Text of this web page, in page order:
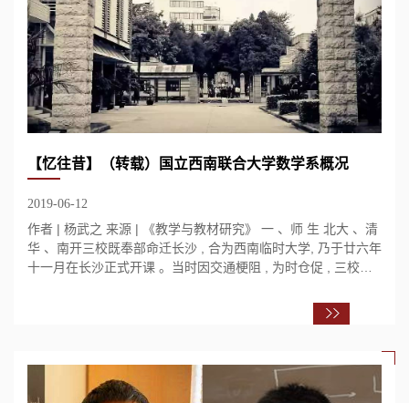
【忆往昔】（转载）国立西南联合大学数学系概况
2019-06-12
作者 | 杨武之 来源 | 《教学与教材研究》 一 、师 生 北大 、清
华 、南开三校既奉部命迁长沙 , 合为西南临时大学, 乃于廿六年
十一月在长沙正式开课 。当时因交通梗阻 , 为时仓促 , 三校数